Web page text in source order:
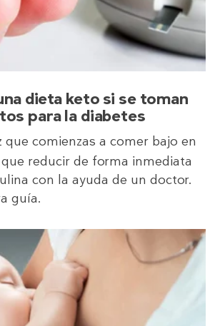
dieta keto si se toman
para la diabetes
que comienzas a comer bajo en
reducir de forma inmediata
con la ayuda de un doctor.
guía.